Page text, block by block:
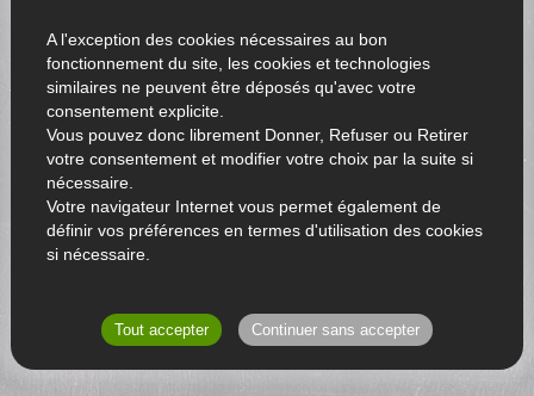
A l'exception des cookies nécessaires au bon
fonctionnement du site, les cookies et technologies
similaires ne peuvent être déposés qu'avec votre
consentement explicite.
Vous pouvez donc librement Donner, Refuser ou Retirer
votre consentement et modifier votre choix par la suite si
nécessaire.
Votre navigateur Internet vous permet également de
définir vos préférences en termes d'utilisation des cookies
si nécessaire.
Tout accepter Continuer sans accepter